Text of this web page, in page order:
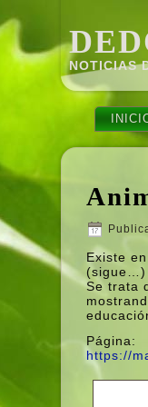
NOTICIAS
Existe
(sigue…)
Se trata
Página:
https://